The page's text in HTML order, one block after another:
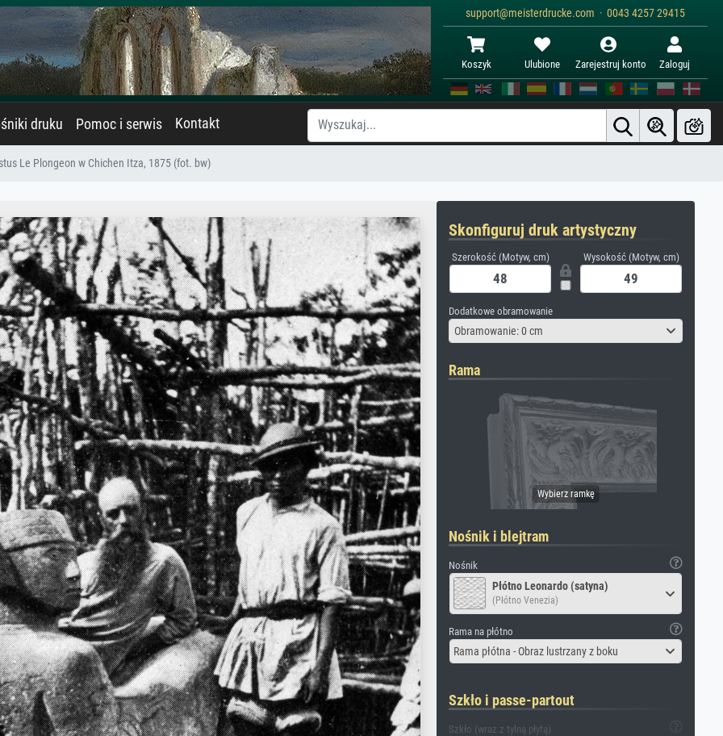
support@meisterdrucke.com · 0043 4257 29415
Koszyk Ulubione Zarejestruj konto Zaloguj
druku Pomoc i serwis Kontakt
Le Plongeon w Chichen Itza, 1875 (fot. bw)
Skonfiguruj druk artystyczny
Szerokość (Motyw, cm) Wysokość (Motyw, cm)
Dodatkowe obramowanie
Obramowanie: 0 cm
Rama
Nośnik i blejtram
Nośnik
Płótno Leonardo (satyna)
(Płótno Venezia)
Rama na płótno
Rama płótna - Obraz lustrzany z boku
Szkło i passe-partout
Szkło (wraz z tylną płytą)